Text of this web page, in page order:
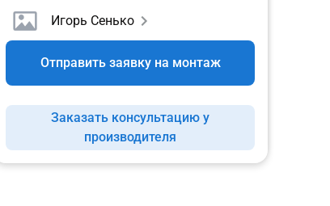
Игорь Сенько
Отправить заявку на монтаж
Заказать консультацию у
производителя